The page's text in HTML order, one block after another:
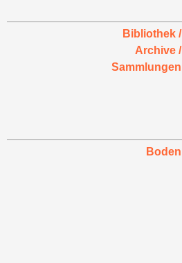
Bibliothek /
Archive /
Sammlungen
Boden